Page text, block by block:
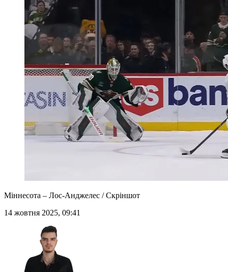
Міннесота – Лос-Анджелес / Скріншот
14 жовтня 2025, 09:41